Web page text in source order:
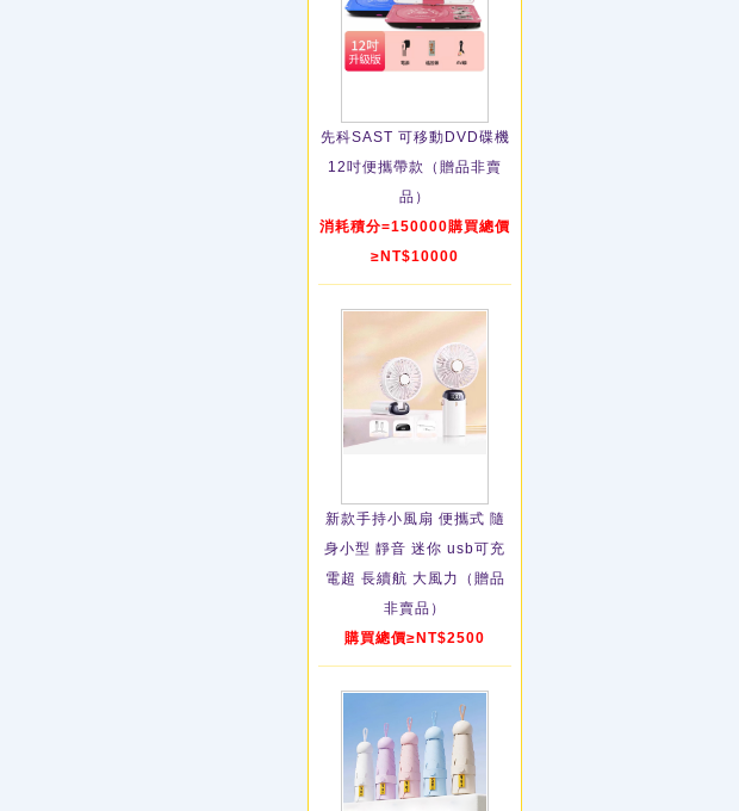
先科SAST 可移動DVD碟機
12吋便攜帶款（贈品非賣
品）
消耗積分=150000購買總價
≥NT$10000
新款手持小風扇 便攜式 隨
身小型 靜音 迷你 usb可充
電超 長續航 大風力（贈品
非賣品）
購買總價≥NT$2500